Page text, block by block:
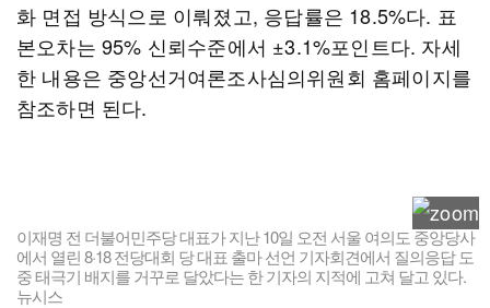
화 면접 방식으로 이뤄졌고, 응답률은 18.5%다. 표
본오차는 95% 신뢰수준에서 ±3.1%포인트다. 자세
한 내용은 중앙선거여론조사심의위원회 홈페이지를
참조하면 된다.
이재명 전 더불어민주당 대표가 지난 10일 오전 서울 여의도 중앙당사
에서 열린 8·18 전당대회 당 대표 출마 선언 기자회견에서 질의응답 도
중 태극기 배지를 거꾸로 달았다는 한 기자의 지적에 고쳐 달고 있다.
뉴시스